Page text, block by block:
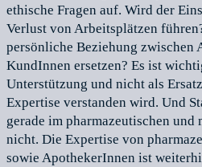
ethische Fragen auf. Wird der
Verlust von Arbeitsplätzen
persönliche Beziehung zwischen
KundInnen ersetzen? Es ist
Unterstützung und nicht als
Expertise verstanden wird. Und
gerade im pharmazeutischen
nicht. Die Expertise von
sowie ApothekerInnen ist